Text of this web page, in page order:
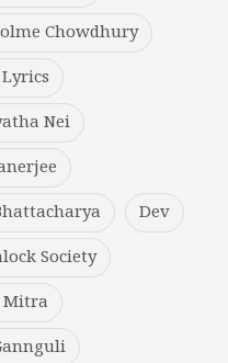
Chowdhury
Nei
Dev
Society
Mitra